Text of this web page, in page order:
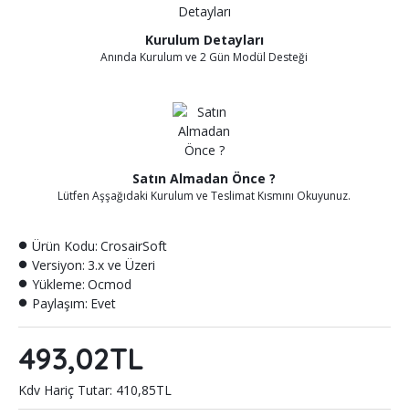
Kurulum Detayları
Anında Kurulum ve 2 Gün Modül Desteği
Satın Almadan Önce ?
Lütfen Aşşağıdaki Kurulum ve Teslimat Kısmını Okuyunuz.
Ürün Kodu: CrosairSoft
Versiyon: 3.x ve Üzeri
Yükleme: Ocmod
Paylaşım: Evet
493,02TL
Kdv Hariç Tutar: 410,85TL